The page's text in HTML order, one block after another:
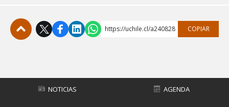
https://uchile.cl/a240828 COPIAR
NOTICIAS AGENDA